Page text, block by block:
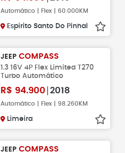
Automático | Flex | 60.000KM
Espirito Santo Do Pinhal
JEEP COMPASS
1.3 16V 4P Flex Limited T270
Turbo Automático
R$ 94.900 2018
Automático | Flex | 98.260KM
Limeira
JEEP COMPASS